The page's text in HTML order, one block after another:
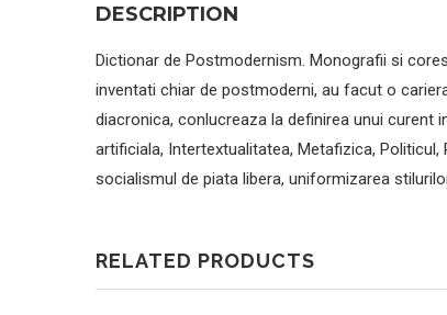
DESCRIPTION
Dictionar de Postmodernism. Monografii si
inventati chiar de postmoderni, au facut o
diacronica, conlucreaza la definirea unui curent
artificiala, Intertextualitatea, Metafizica,
socialismul de piata libera, uniformizarea
RELATED PRODUCTS